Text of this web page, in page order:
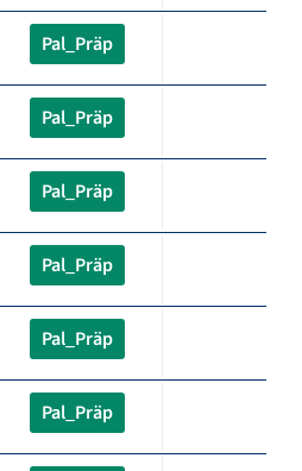
Pal_Präp
Pal_Präp
Pal_Präp
Pal_Präp
Pal_Präp
Pal_Präp